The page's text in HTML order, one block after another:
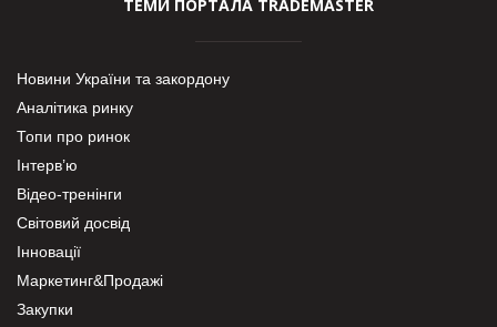
ТЕМИ ПОРТАЛА TRADEMASTER
Новини України та закордону
Аналітика ринку
Топи про ринок
Інтерв’ю
Відео-тренінги
Світовий досвід
Інновації
Маркетинг&Продажі
Закупки